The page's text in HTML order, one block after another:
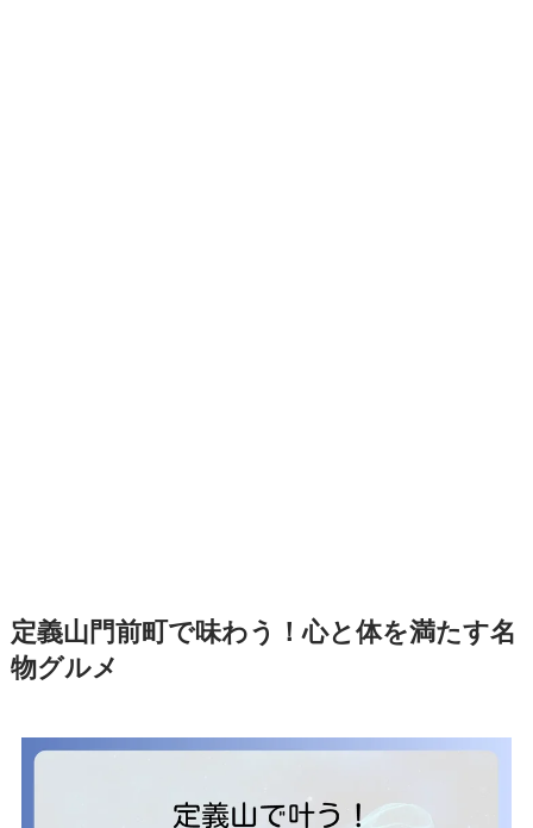
定義山門前町で味わう！心と体を満たす名
物グルメ